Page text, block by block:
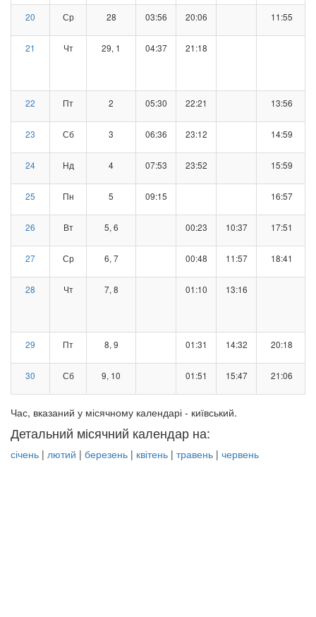
20 Ср 28 03:56 20:06 11:55
21 Чт 29, 1 04:37 21:18
22 Пт 2 05:30 22:21 13:56
23 Сб 3 06:36 23:12 14:59
24 Нд 4 07:53 23:52 15:59
25 Пн 5 09:15 16:57
26 Вт 5, 6 00:23 10:37 17:51
27 Ср 6, 7 00:48 11:57 18:41
28 Чт 7, 8 01:10 13:16
29 Пт 8, 9 01:31 14:32 20:18
30 Сб 9, 10 01:51 15:47 21:06
Час, вказаний у місячному календарі - київський.
Детальний місячний календар на:
січень | лютий | березень | квітень | травень | червень